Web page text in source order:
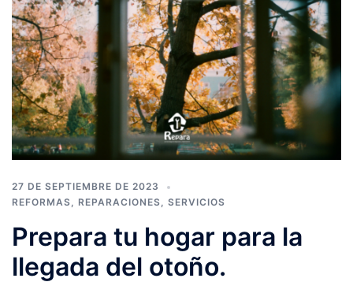
27 DE SEPTIEMBRE DE 2023
REFORMAS, REPARACIONES, SERVICIOS
Prepara tu hogar para la
llegada del otoño.